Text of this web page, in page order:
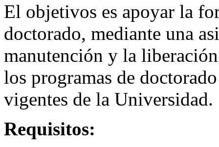
El objetivos es apoyar la
doctorado, mediante una
manutención y la
los programas de doctorado
vigentes de la Universidad.
Requisitos: